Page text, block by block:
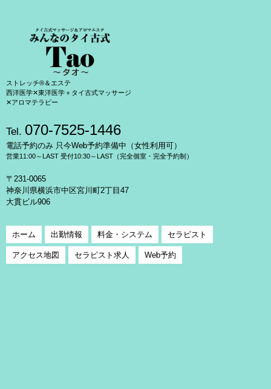
ストレッチ®＆エステ
西洋医学✕東洋医学＋タイ古式マッサージ
✕アロマテラピー
Tel. 070-7525-1446
電話予約のみ 只今Web予約準備中（女性利用可）
営業11:00～LAST 受付10:30～LAST（完全個室・完全予約制）
〒231-0065
神奈川県横浜市中区宮川町2丁目47
大貫ビル906
ホーム 出勤情報 料金・システム セラピスト
アクセス地図 セラピスト求人 Web予約